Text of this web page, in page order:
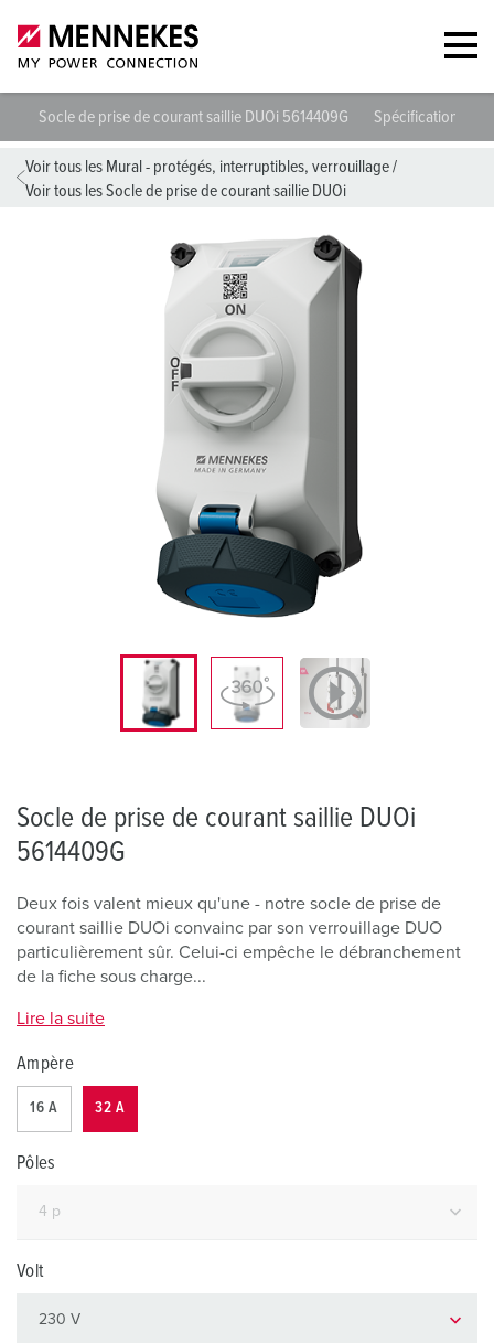
Socle de prise de courant saillie DUOi 5614409G Spécifications
Voir tous les Mural - protégés, interruptibles, verrouillage/
Voir tous les Socle de prise de courant saillie DUOi
Socle de prise de courant saillie DUOi
5614409G
Deux fois valent mieux qu'une - notre socle de prise de
courant saillie DUOi convainc par son verrouillage DUO
particulièrement sûr. Celui-ci empêche le débranchement
de la fiche sous charge...
Lire la suite
Ampère
16 A 32 A
Pôles
Volt